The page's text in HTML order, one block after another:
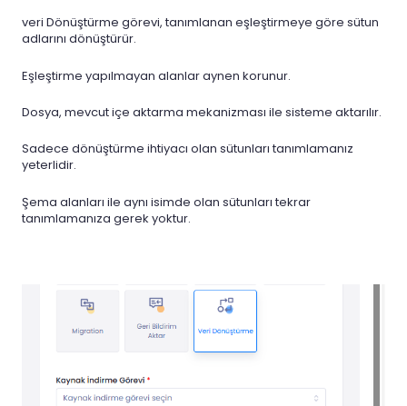
veri Dönüştürme görevi, tanımlanan eşleştirmeye göre sütun
adlarını dönüştürür.
Eşleştirme yapılmayan alanlar aynen korunur.
Dosya, mevcut içe aktarma mekanizması ile sisteme aktarılır.
Sadece dönüştürme ihtiyacı olan sütunları tanımlamanız
yeterlidir.
Şema alanları ile aynı isimde olan sütunları tekrar
tanımlamanıza gerek yoktur.